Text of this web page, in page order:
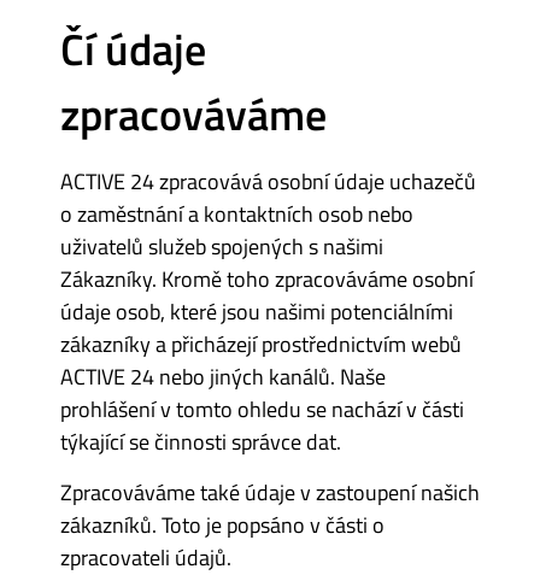
Čí údaje
zpracováváme
ACTIVE 24 zpracovává osobní údaje uchazečů
o zaměstnání a kontaktních osob nebo
uživatelů služeb spojených s našimi
Zákazníky. Kromě toho zpracováváme osobní
údaje osob, které jsou našimi potenciálními
zákazníky a přicházejí prostřednictvím webů
ACTIVE 24 nebo jiných kanálů. Naše
prohlášení v tomto ohledu se nachází v části
týkající se činnosti správce dat.
Zpracováváme také údaje v zastoupení našich
zákazníků. Toto je popsáno v části o
zpracovateli údajů.